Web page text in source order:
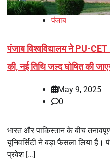
पंजाब
पंजाब विश्वविद्यालय ने PU-
की, नई तिथि जल्द घोषित की
May 9, 2025
0
भारत और पाकिस्तान के बीच
यूनिवर्सिटी ने बड़ा फैसला लिया है।
प्रवेश […]